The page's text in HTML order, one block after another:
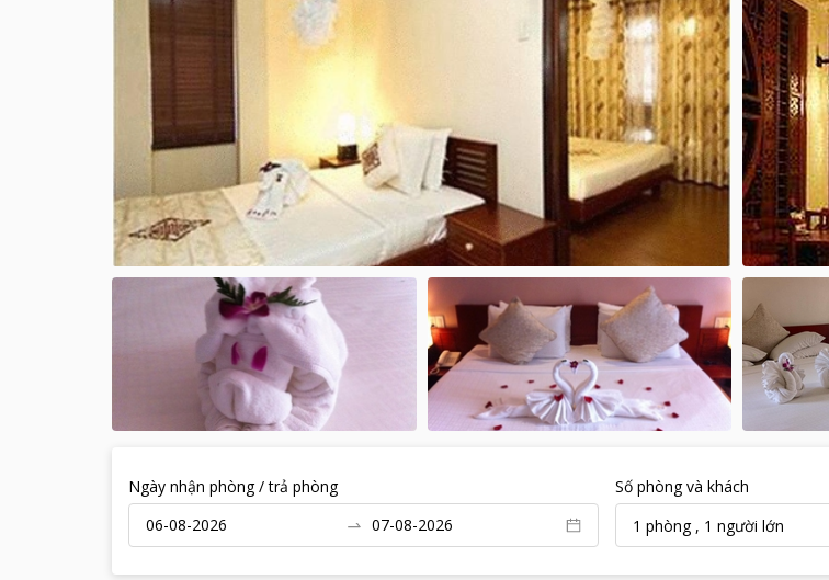
Ngày nhận phòng / trả phòng
Số phòng và khách
1 phòng, 1 người lớn